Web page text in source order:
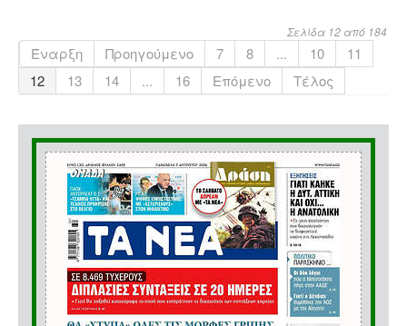
Σελίδα 12 από 184
Έναρξη Προηγούμενο 7 8 ... 10
11
12
13 14 ... 16 Επόμενο Τέλος